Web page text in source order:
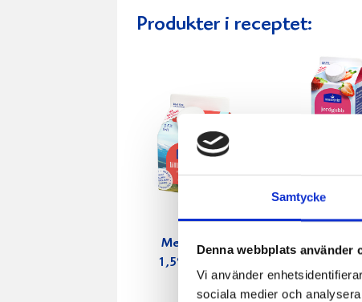
Samtycke
Denna webbplats använder
Vi använder
sociala medier och
Produkter i receptet:
Mellanmjölk
1,5% laktosfri
3dl